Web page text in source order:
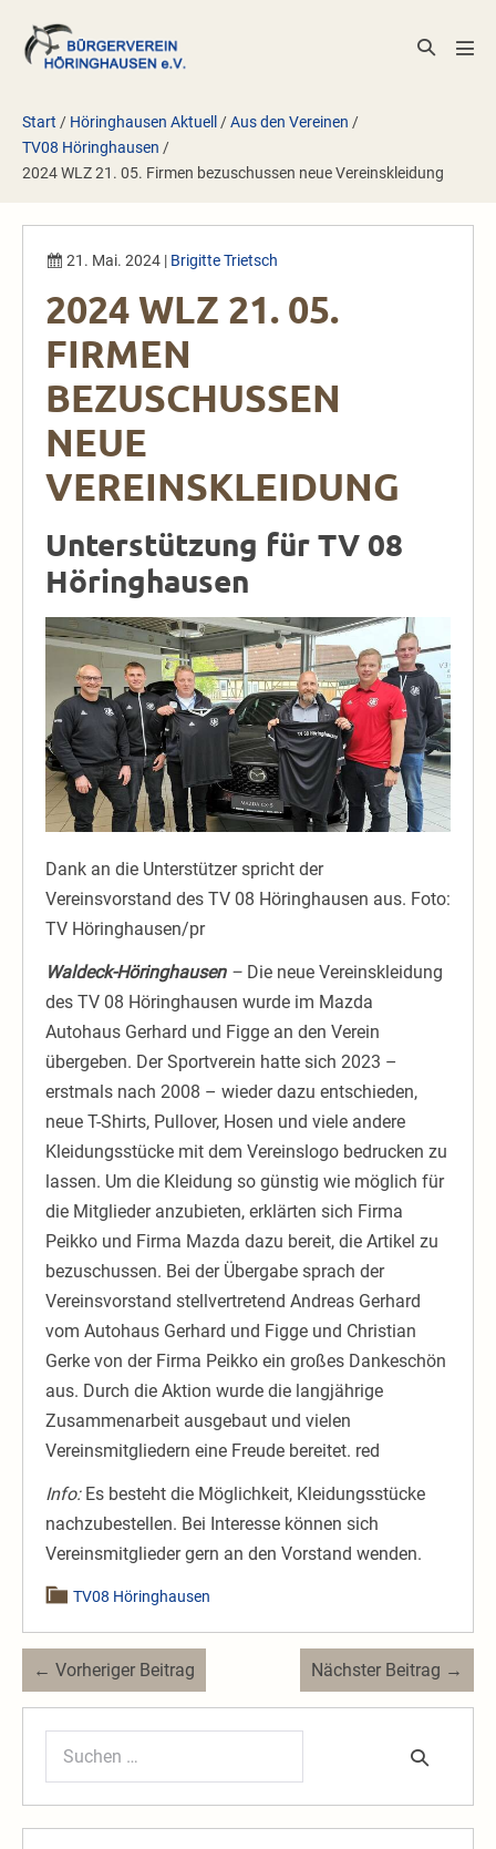
Inhalt
springen
Suche-
Start / Höringhausen Aktuell /Aus den Vereinen /
TV08 Höringhausen /
2024 WLZ 21. 05. Firmen bezuschussen neue Vereinskleidung
21. Mai. 2024 | Brigitte Trietsch
2024 WLZ 21. 05.
FIRMEN
BEZUSCHUSSEN
NEUE
VEREINSKLEIDUNG
Unterstützung für TV 08
Höringhausen
Dank an die Unterstützer spricht der
Vereinsvorstand des TV 08 Höringhausen aus. Foto:
TV Höringhausen/pr
Waldeck-Höringhausen– Die neue Vereinskleidung
des TV 08 Höringhausen wurde im Mazda
Autohaus Gerhard und Figge an den Verein
übergeben. Der Sportverein hatte sich 2023 –
erstmals nach 2008 – wieder dazu entschieden,
neue T-Shirts, Pullover, Hosen und viele andere
Kleidungsstücke mit dem Vereinslogo bedrucken zu
lassen. Um die Kleidung so günstig wie möglich für
die Mitglieder anzubieten, erklärten sich Firma
Peikko und Firma Mazda dazu bereit, die Artikel zu
bezuschussen. Bei der Übergabe sprach der
Vereinsvorstand stellvertretend Andreas Gerhard
vom Autohaus Gerhard und Figge und Christian
Gerke von der Firma Peikko ein großes Dankeschön
aus. Durch die Aktion wurde die langjährige
Zusammenarbeit ausgebaut und vielen
Vereinsmitgliedern eine Freude bereitet. red
Info:Es besteht die Möglichkeit, Kleidungsstücke
nachzubestellen. Bei Interesse können sich
Vereinsmitglieder gern an den Vorstand wenden.
TV08 Höringhausen
Beitragsnavigation
← Vorheriger Beitrag Nächster Beitrag →
Suchen